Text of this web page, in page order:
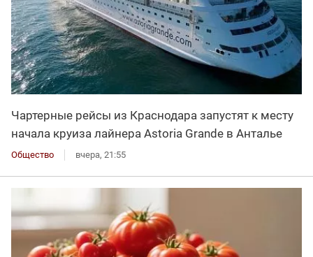
Чартерные рейсы из Краснодара запустят к месту
начала круиза лайнера Astoria Grande в Анталье
Общество вчера, 21:55